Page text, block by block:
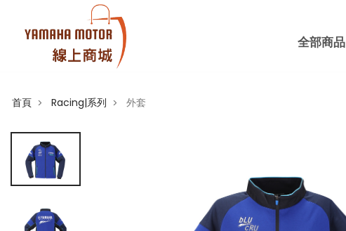
全部商品
首頁 > Racing|系列 > 外套